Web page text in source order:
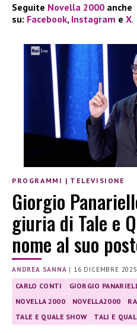
Seguite Novella 2000 anche
su: Facebook, Instagram e X.
PROGRAMMI | TELEVISIONE
Giorgio
giuria di Tale e
nome al suo
ANDREA SANNA | 16 DICEMBRE 2025
CARLO CONTI GIORGIO
NOVELLA 2000
NOVELLA2000
TALE E QUALE SHOW
TALI E